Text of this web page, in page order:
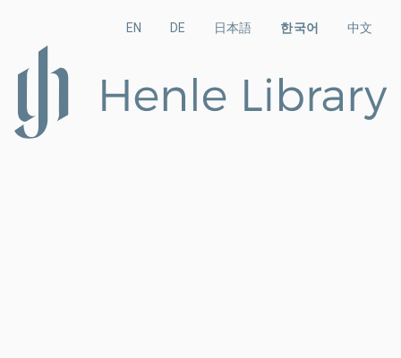
EN DE 日本語 한국어 中文